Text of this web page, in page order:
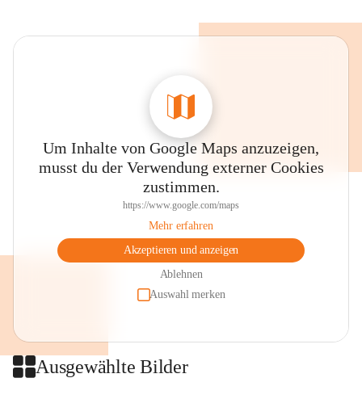
Um Inhalte von Google Maps anzuzeigen,
musst du der Verwendung externer Cookies
zustimmen.
https://www.google.com/maps
Mehr erfahren
Akzeptieren und anzeigen
Ablehnen
Auswahl merken
Ausgewählte Bilder